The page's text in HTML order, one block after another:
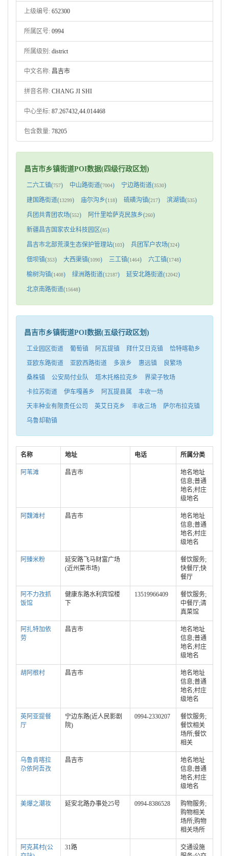
上级编号: 652300
所属区号: 0994
所属级别: district
中文名称: 昌吉市
拼音名称: CHANG JI SHI
中心坐标: 87.267432,44.014468
包含数量: 78205
昌吉市乡镇街道POI数据(四级行政区划)
二六工镇(757) 中山路街道(7004) 宁边路街道(3530)
建国路街道(13299) 庙尔沟乡(118) 硫磺沟镇(217) 滨湖镇(535)
兵团共青团农场(552) 阿什里哈萨克民族乡(260)
新疆昌吉国家农业科技园区(85)
昌吉市北部荒漠生态保护管理站(103) 兵团军户农场(324)
佃坝镇(353) 大西渠镇(1090) 三工镇(1464) 六工镇(1748)
榆树沟镇(1408) 绿洲路街道(12187) 延安北路街道(12042)
北京南路街道(15648)
昌吉市乡镇街道POI数据(五级行政区划)
工业园区街道 葡萄镇 阿瓦提镇 拜什艾日克镇
恰特喀勒乡
亚欧东路街道
亚欧西路街道 多浪乡 惠远镇
良繁场
桑株镇
公安局付业队 塔木托格拉克乡
界梁子牧场
卡拉苏街道
伊车嘎善乡 阿瓦提县属
丰收一场
天丰种业有限责任公司
英艾日克乡 丰收三场
萨尔布拉克镇
乌鲁却勒镇
名称 地址 电话 所属分类
阿苇滩 昌吉市
地名地址
信息;普通
地名;村庄
级地名
阿魏滩村 昌吉市
地名地址
信息;普通
地名;村庄
级地名
阿臻米粉
延安路飞马财富广场
(近州菜市场)
餐饮服务;
快餐厅;快
餐厅
阿不力孜抓
饭馆
健康东路水利宾馆楼
下
13519966409
餐饮服务;
中餐厅;清
真菜馆
阿扎特加依
劳
昌吉市
地名地址
信息;普通
地名;村庄
级地名
胡阿根村 昌吉市
地名地址
信息;普通
地名;村庄
级地名
英阿亚提餐
厅
宁边东路(近人民影剧
院)
0994-2330207
餐饮服务;
餐饮相关
场所;餐饮
相关
乌鲁肯喀拉
尕依阿吾孜
昌吉市
地名地址
信息;普通
地名;村庄
级地名
美爆之潮妆 延安北路办事处25号 0994-8386528
购物服务;
购物相关
场所;购物
相关场所
阿克其村(公
31路
交通设施